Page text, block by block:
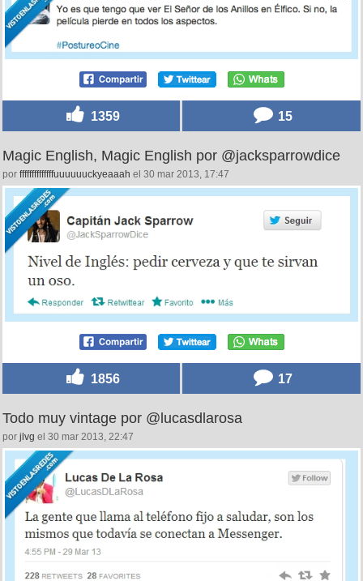
1359 15
Magic English, Magic English por @jacksparrowdice
por ffffffffffffffuuuuuuckyeaaah el 30 mar 2013, 17:47
1856 17
Todo muy vintage por @lucasdlarosa
por jlvg el 30 mar 2013, 22:47